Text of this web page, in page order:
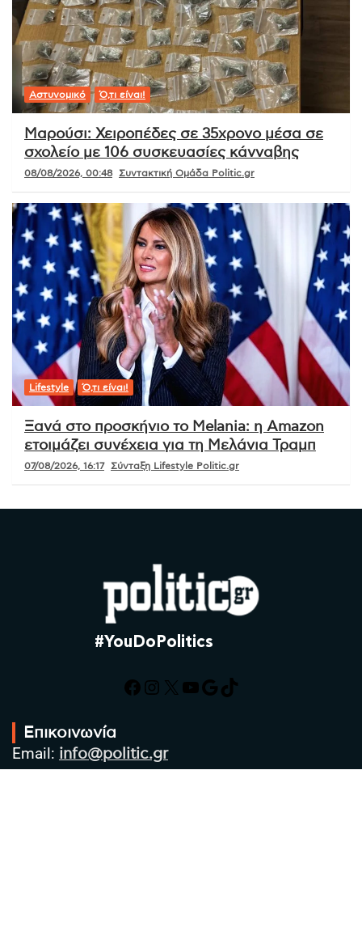
Αστυνομικό Ό,τι είναι!
Μαρούσι: Χειροπέδες σε 35χρονο μέσα σε
σχολείο με 106 συσκευασίες κάνναβης
08/08/2026, 00:48 Συντακτική Ομάδα Politic.gr
Lifestyle Ό,τι είναι!
Ξανά στο προσκήνιο το Melania: η Amazon
ετοιμάζει συνέχεια για τη Μελάνια Τραμπ
07/08/2026, 16:17 Σύνταξη Lifestyle Politic.gr
#YouDoPolitics
Facebook
Instagram
X YouTube
Google
TikTok
Επικοινωνία
Email: info@politic.gr
Τηλ: